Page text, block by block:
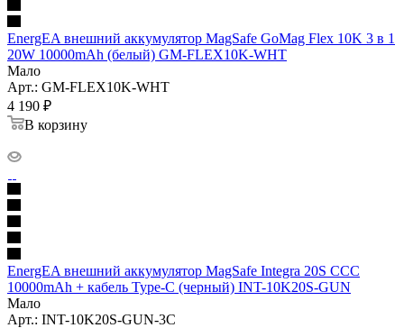
EnergEA внешний аккумулятор MagSafe GoMag Flex 10K 3 в 1
20W 10000mAh (белый) GM-FLEX10K-WHT
Мало
Арт.: GM-FLEX10K-WHT
4 190 ₽
В корзину
EnergEA внешний аккумулятор MagSafe Integra 20S CCC
10000mAh + кабель Type-C (черный) INT-10K20S-GUN
Мало
Арт.: INT-10K20S-GUN-3C